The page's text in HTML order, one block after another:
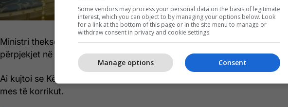
Ministri theksoi se është më e rëndësishme të investohen të gjitha
përpjekjet në mbështetjen e Ukrainës deri në hyrjen e saj në NATO.
Ai kujtoi se Këshilli NATO-Ukrainë u krijua në samitin në Vilnius në
mes të korrikut.
Some vendors may process your personal data on the basis of legitimate
interest, which you can object to by managing your options below. Look
for a link at the bottom of this page or in the site menu to manage or
withdraw consent in privacy and cookie settings.
Consent
Manage options